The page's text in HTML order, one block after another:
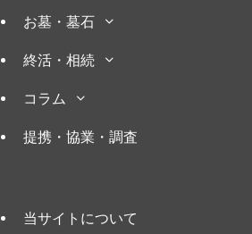
お墓・墓石
終活・相続
コラム
提携・協業・調査
当サイトについて